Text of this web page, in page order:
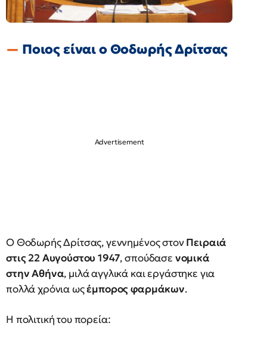
Ποιος είναι ο Θοδωρής Δρίτσας
Ο Θοδωρής Δρίτσας, γεννημένος στονΠειραιά
στις 22 Αυγούστου 1947, σπούδασε νομικά
στην Αθήνα, μιλά αγγλικά και εργάστηκε για
πολλά χρόνια ωςέμπορος φαρμάκων.
Η πολιτική του πορεία: